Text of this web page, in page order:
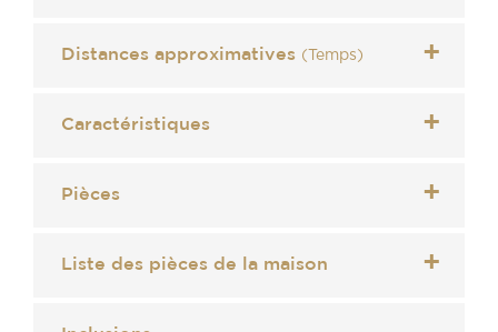
Distances approximatives (Temps)
Caractéristiques
Pièces
Liste des pièces de la maison